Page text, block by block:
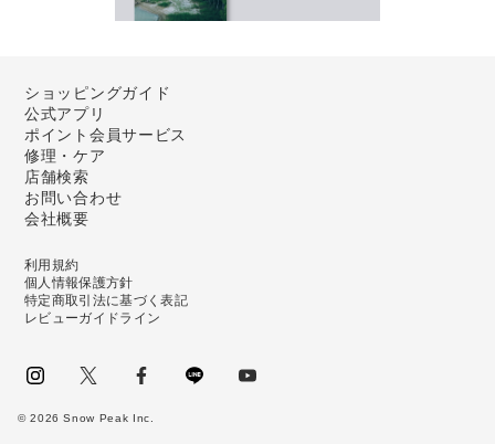
ショッピングガイド
公式アプリ
ポイント会員サービス
修理・ケア
店舗検索
お問い合わせ
会社概要
利用規約
個人情報保護方針
特定商取引法に基づく表記
レビューガイドライン
©2026 Snow Peak Inc.